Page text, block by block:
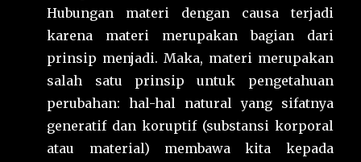
Hubungan materi dengan causa terjadi
karena materi merupakan bagian dari
prinsip menjadi. Maka, materi merupakan
salah satu prinsip untuk pengetahuan
perubahan: hal-hal natural yang sifatnya
generatif dan koruptif (substansi korporal
atau material) membawa kita kepada